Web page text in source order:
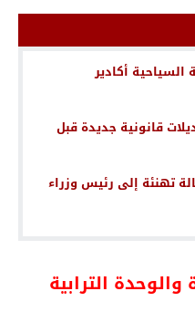
السياحية أكادير
قانونية جديدة قبل
تهنئة إلى رئيس وزراء
والوحدة الترابية